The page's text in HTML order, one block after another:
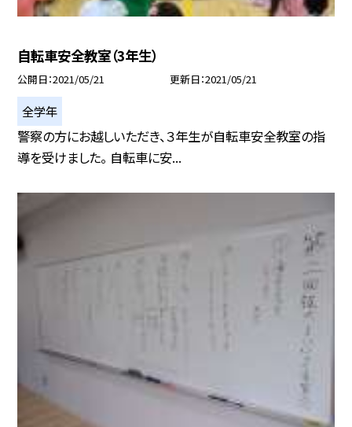
自転車安全教室（3年生）
公開日 2021/05/21 更新日 2021/05/21
全学年
警察の方にお越しいただき、３年生が自転車安全教室の指
導を受けました。 自転車に安...